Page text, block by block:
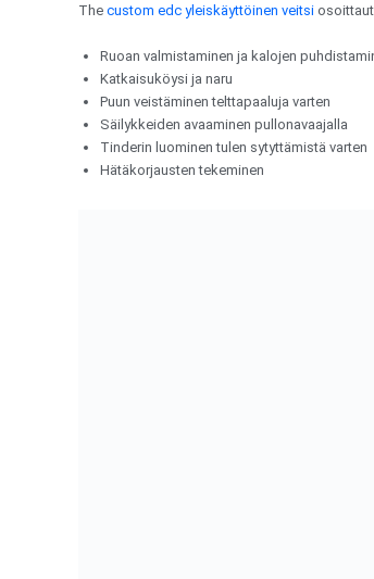
The custom edc yleiskäyttöinen veitsi
Ruoan valmistaminen ja kalojen
Katkaisuköysi ja naru
Puun veistäminen telttapaaluja varten
Säilykkeiden avaaminen pullonavaajalla
Tinderin luominen tulen sytyttämistä varten
Hätäkorjausten tekeminen